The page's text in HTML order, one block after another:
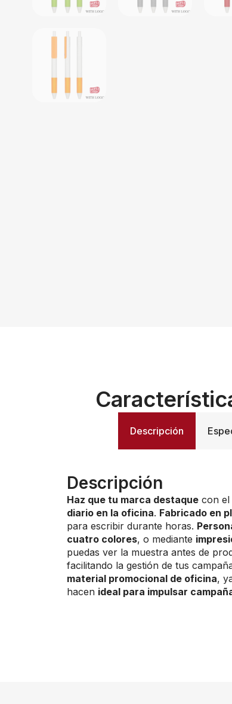
Descripción
Descripción
Haz que tu marca destaque con el
diario en la oficina. Fabricado en
para escribir durante horas.
cuatro colores, o mediante
puedas ver la muestra antes de
facilitando la gestión de tus
material promocional de oficina,
hacen ideal para impulsar